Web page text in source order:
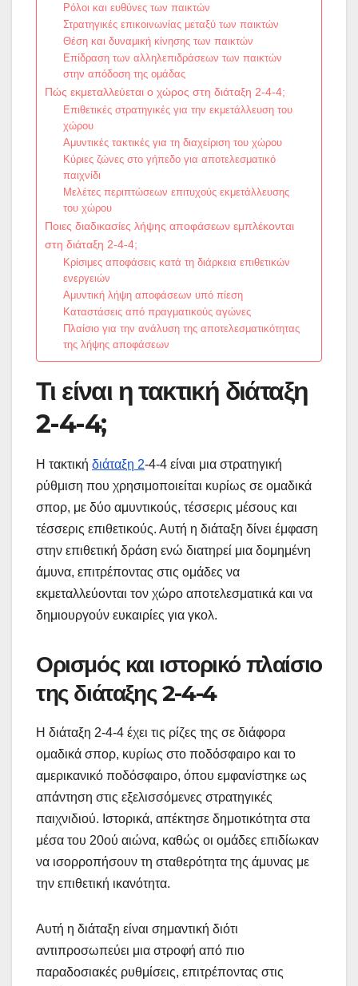
Ρόλοι και ευθύνες των παικτών
Στρατηγικές επικοινωνίας μεταξύ των παικτών
Θέση και δυναμική κίνησης των παικτών
Επίδραση των αλληλεπιδράσεων των παικτών
στην απόδοση της ομάδας
Πώς εκμεταλλεύεται ο χώρος στη διάταξη 2-4-4;
Επιθετικές στρατηγικές για την εκμετάλλευση του
χώρου
Αμυντικές τακτικές για τη διαχείριση του χώρου
Κύριες ζώνες στο γήπεδο για αποτελεσματικό
παιχνίδι
Μελέτες περιπτώσεων επιτυχούς εκμετάλλευσης
του χώρου
Ποιες διαδικασίες λήψης αποφάσεων εμπλέκονται
στη διάταξη 2-4-4;
Κρίσιμες αποφάσεις κατά τη διάρκεια επιθετικών
ενεργειών
Αμυντική λήψη αποφάσεων υπό πίεση
Καταστάσεις από πραγματικούς αγώνες
Πλαίσιο για την ανάλυση της αποτελεσματικότητας
της λήψης αποφάσεων
Τι είναι η τακτική διάταξη
2-4-4;
Η τακτική διάταξη 2-4-4 είναι μια στρατηγική
ρύθμιση που χρησιμοποιείται κυρίως σε ομαδικά
σπορ, με δύο αμυντικούς, τέσσερις μέσους και
τέσσερις επιθετικούς. Αυτή η διάταξη δίνει έμφαση
στην επιθετική δράση ενώ διατηρεί μια δομημένη
άμυνα, επιτρέποντας στις ομάδες να
εκμεταλλεύονται τον χώρο αποτελεσματικά και να
δημιουργούν ευκαιρίες για γκολ.
Ορισμός και ιστορικό πλαίσιο
της διάταξης 2-4-4
Η διάταξη 2-4-4 έχει τις ρίζες της σε διάφορα
ομαδικά σπορ, κυρίως στο ποδόσφαιρο και το
αμερικανικό ποδόσφαιρο, όπου εμφανίστηκε ως
απάντηση στις εξελισσόμενες στρατηγικές
παιχνιδιού. Ιστορικά, απέκτησε δημοτικότητα στα
μέσα του 20ού αιώνα, καθώς οι ομάδες επιδίωκαν
να ισορροπήσουν τη σταθερότητα της άμυνας με
την επιθετική ικανότητα.
Αυτή η διάταξη είναι σημαντική διότι
αντιπροσωπεύει μια στροφή από πιο
παραδοσιακές ρυθμίσεις, επιτρέποντας στις